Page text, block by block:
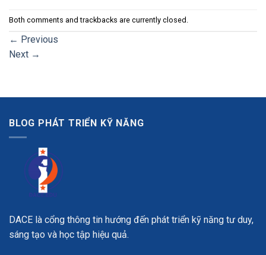
Both comments and trackbacks are currently closed.
← Previous
Next →
BLOG PHÁT TRIỂN KỸ NĂNG
DACE là cổng thông tin hướng đến phát triển kỹ năng tư duy,
sáng tạo và học tập hiệu quả.